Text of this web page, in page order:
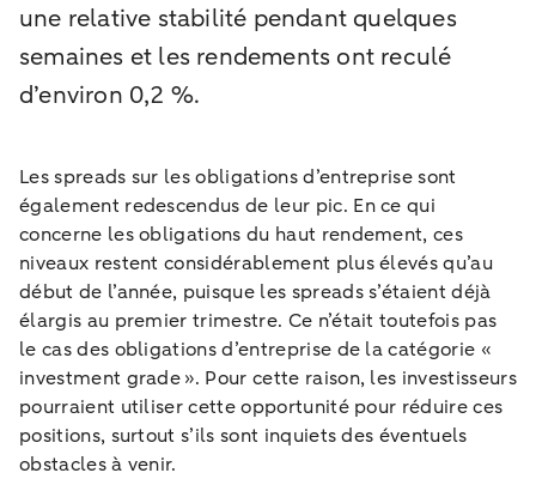
une relative stabilité pendant quelques
semaines et les rendements ont reculé
d’environ 0,2 %.
Les spreads sur les obligations d’entreprise sont
également redescendus de leur pic. En ce qui
concerne les obligations du haut rendement, ces
niveaux restent considérablement plus élevés qu’au
début de l’année, puisque les spreads s’étaient déjà
élargis au premier trimestre. Ce n’était toutefois pas
le cas des obligations d’entreprise de la catégorie «
investment grade ». Pour cette raison, les investisseurs
pourraient utiliser cette opportunité pour réduire ces
positions, surtout s’ils sont inquiets des éventuels
obstacles à venir.